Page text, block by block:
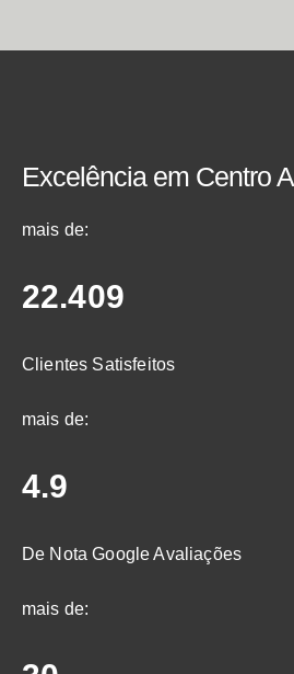
Excelência em Centro
mais de:
22.409
Clientes Satisfeitos
mais de:
4.9
De Nota Google Avaliações
mais de: